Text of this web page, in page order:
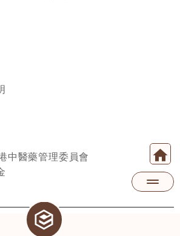
中醫藥管理委員會
LIMITED Copyright 2026© All rights